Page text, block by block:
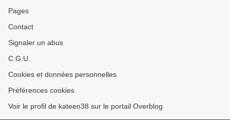
Pages
Contact
Signaler un abus
C.G.U.
Cookies et données personnelles
Préférences cookies
Voir le profil de kateen38 sur le portail Overblog